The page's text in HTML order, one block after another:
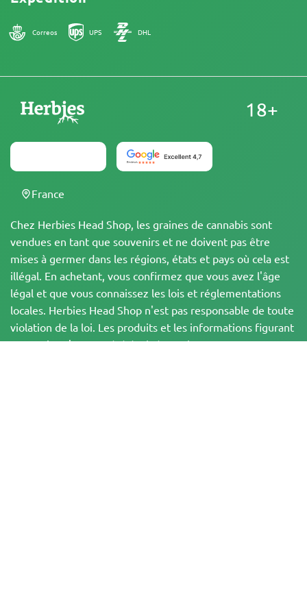
Correos UPS DHL
Chez Herbies Head Shop, les graines de cannabis sont
vendues en tant que souvenirs et ne doivent pas être
mises à germer dans les régions, états et pays où cela est
illégal. En achetant, vous confirmez que vous avez l'âge
légal et que vous connaissez les lois et réglementations
locales. Herbies Head Shop n'est pas responsable de toute
violation de la loi. Les produits et les informations figurant
sur ce site n'ont pas été évalués par la FDA et ne sont PAS
18+
France